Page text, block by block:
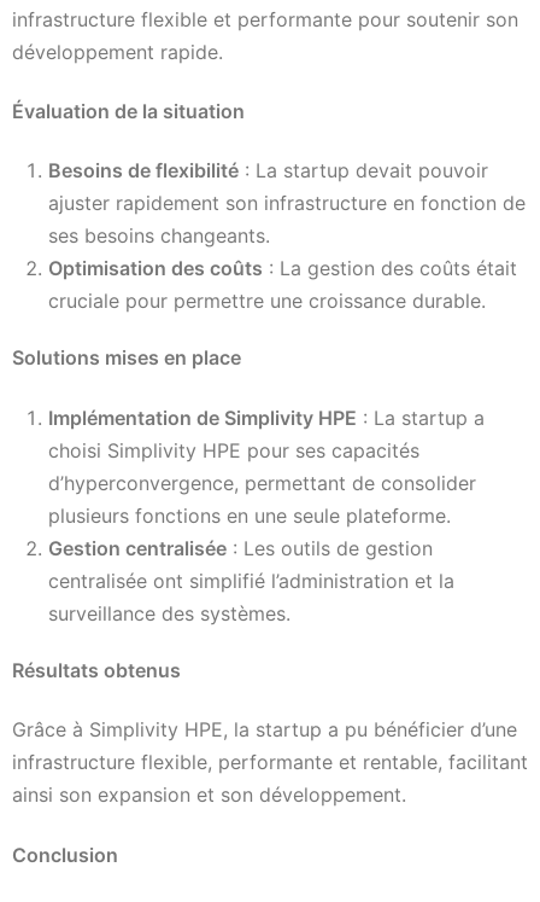
infrastructure flexible et performante pour soutenir son
développement rapide.
Évaluation de la situation
Besoins de flexibilité : La startup devait pouvoir
ajuster rapidement son infrastructure en fonction de
ses besoins changeants.
Optimisation des coûts : La gestion des coûts était
cruciale pour permettre une croissance durable.
Solutions mises en place
Implémentation de Simplivity HPE : La startup a
choisi Simplivity HPE pour ses capacités
d’hyperconvergence, permettant de consolider
plusieurs fonctions en une seule plateforme.
Gestion centralisée : Les outils de gestion
centralisée ont simplifié l’administration et la
surveillance des systèmes.
Résultats obtenus
Grâce à Simplivity HPE, la startup a pu bénéficier d’une
infrastructure flexible, performante et rentable, facilitant
ainsi son expansion et son développement.
Conclusion